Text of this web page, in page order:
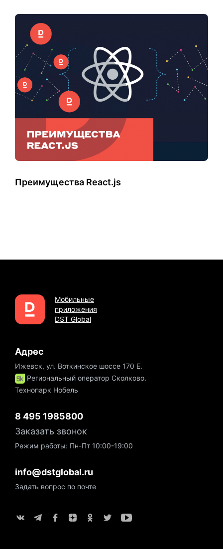
Преимущества React.js
Мобильные
приложения
DST Global
Адрес
Ижевск, ул. Воткинское шоссе 170 Е.
Региональный оператор Сколково.
Технопарк Нобель
8 495 1985800
Заказать звонок
Режим работы: Пн-Пт 10:00-19:00
info@dstglobal.ru
Задать вопрос по почте